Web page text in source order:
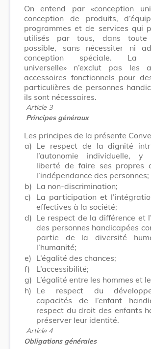
On entend par «conception
conception de produits,
programmes et de services qui
utilisés par tous, dans toute
possible, sans nécessiter ni
conception spéciale. La
universelle» n’exclut pas les
accessoires fonctionnels pour
particulières de personnes
ils sont nécessaires.
Article 3
Principes généraux
Les principes de la présente
a) Le respect de la dignité
l’autonomie individuelle,
liberté de faire ses propres
l’indépendance des personnes;
b) La non-discrimination;
c)
La participation et
effectives à la société;
d) Le respect de la différence et
des personnes handicapées
partie de la diversité
l’humanité;
e) L’égalité des chances;
f)
L’accessibilité;
g) L’égalité entre les hommes et
h) Le respect du
capacités de l’enfant
respect du droit des enfants
préserver leur identité.
Article 4
Obligations générales